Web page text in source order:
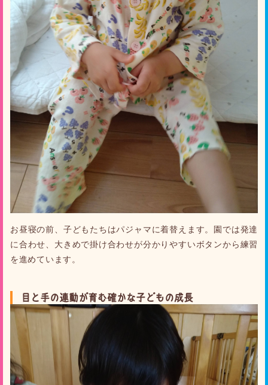
お昼寝の前、子どもたちはパジャマに着替えます。園では発達
に合わせ、大きめで掛け合わせが分かりやすいボタンから練習
を進めています。
目と手の連動が育む確かな子どもの成長